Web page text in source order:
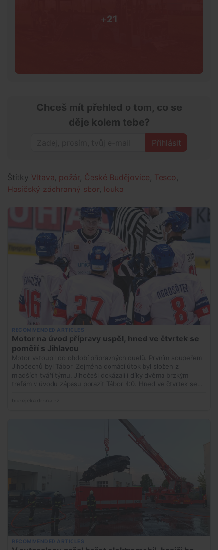
+21
Chceš mít přehled o tom, co se
děje kolem tebe?
Přihlásit
Štítky Vltava, požár, České Budějovice, Tesco ,
Hasičský záchranný sbor, louka